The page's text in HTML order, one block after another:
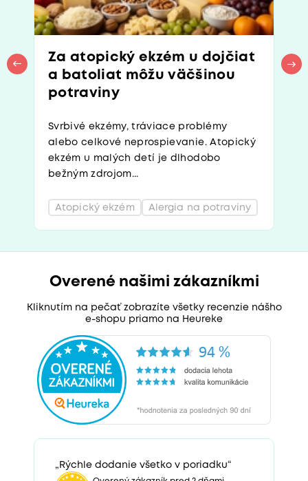
Za atopický ekzém u dojčiat
a batoliat môžu väčšinou
potraviny
Svrbivé ekzémy, tráviace problémy
alebo celkové neprospievanie. Atopický
ekzém u malých detí je dlhodobo
bežným zdrojom...
Atopický ekzém Alergia na potraviny
Overené našimi zákazníkmi
Kliknutím na pečať zobrazíte všetky recenzie nášho
e-shopu priamo na Heureke
„Rýchle dodanie všetko v poriadku“